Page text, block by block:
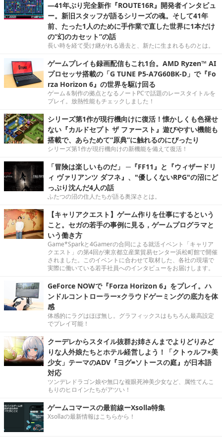
―41年ぶり完全新作『ROUTE16R』開発者インタビュ
ー。新旧スタッフが語るシリーズの魂。そして41年
前、たった1人のために手作業で直した世界に1本だけ
の“幻のカセット”の話
長い時を経て受け継がれる過去と、新たに生まれるものとは。
ゲームプレイも録画配信もこれ1台。AMD Ryzen™ AI
プロセッサ搭載の「G TUNE P5-A7G60BK-D」で『Fo
rza Horizon 6』の世界を駆け回る
ゲーム＆制作の拠点となるノートPCで話題のレースタイトルを
プレイ。放熱性能もチェックしました！
シリーズ第1作が現行機向けに復活！懐かしくも色褪せ
ない『カルドセプト ザ ファースト』遊びやすい機能も
搭載で、あらためて“原典”に触れるのにぴったり
シリーズ第1作が現行機向けの新機能を備えて復活！
「冒険は楽しいものだ」 ─『FF11』と『ウィザードリ
ィ ヴァリアンツ ダフネ』、"優しくないRPG"の沼にど
っぷり沈んだ4人の話
ふたつの沼の住人たちが語る奥深さとは。
【キャリアクエスト】ゲーム作りを仕事にするという
こと。セガの若手の事例に見る，ゲームプログラマと
いう働き方
Game*Sparkと4Gamerの合同による就活イベント「キャリア
クエスト」の第4回が東京都立産業貿易センター浜松町館で開催
されました。このイベントに合わせて取材した、各社の現場で
実際に働いている若手社員へのインタビューをお届けします。
GeForce NOWで『Forza Horizon 6』をプレイ。ハ
ンドルコントローラー×クラウドゲーミングの底力を体
感
体感的にラグはほぼ無し。グラフィックスはもちろん最高設定
でプレイ可能！
クーデレからスタイル抜群お姉さんまでよりどりみど
りな人外娘たちとホテル経営しよう！「クトゥルフ×美
少女」テーマのADV『ヨグ=ソトースの庭』が日本語
対応
ツンデレドラゴン娘や無口な複眼死神美少女など、属性てんこ
もりのヒロインたちがアツい！
ゲームコマースの最前線ーXsolla特集
Xsollaの最新情報はこちらから！